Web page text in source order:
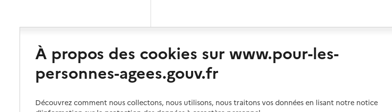
À propos des cookies sur www.pour-les-
personnes-agees.gouv.fr
Découvrez comment nous collectons, nous utilisons, nous traitons vos données en lisant notre notice